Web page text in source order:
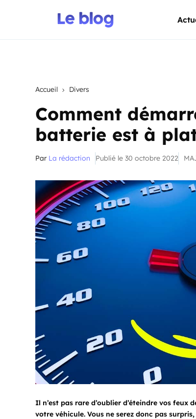
Accueil Divers
Comment
batterie est à
Par La rédaction Publié le 30 octobre 2022
Il n’est pas rare d’oublier d’éteindre vos
votre véhicule. Vous ne serez donc pas